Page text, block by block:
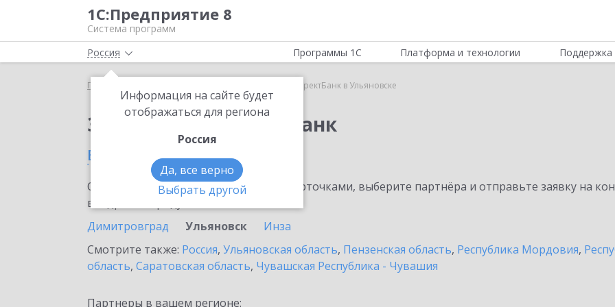
1С:Предприятие 8
Система программ
Россия
Информация на сайте будет
отображаться для региона
Россия
Да, все верно
Выбрать другой
Программы 1С Платформа и технологии Поддержка
Главная 1С:ДиректБанк в Ульяновске
Заказать 1С:ДиректБанк
в Ульяновске
Ознакомьтесь с информационными карточками, выберите партнёра и отправьте заявку на
внедрение продукта.
Димитровград
Ульяновск
Инза
Смотрите также: Россия, Ульяновская область, Пензенская область, Республика Мордовия,
область, Саратовская область, Чувашская Республика - Чувашия
Партнеры в вашем регионе: